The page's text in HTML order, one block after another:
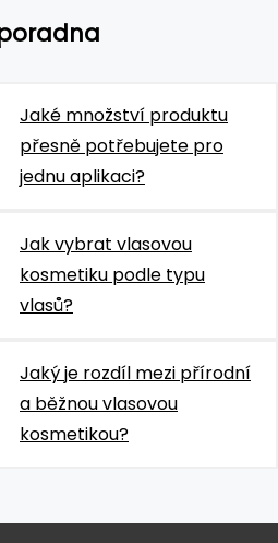
Jaké množství produktu
přesně potřebujete pro
jednu aplikaci?
Jak vybrat vlasovou
kosmetiku podle typu
vlasů?
Jaký je rozdíl mezi přírodní
a běžnou vlasovou
kosmetikou?